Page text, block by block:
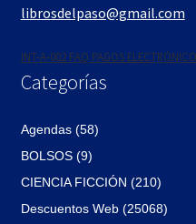
librosdelpaso@gmail.com
INT-A-002 FAQ PAGOS
Categorías
Agendas (58)
BOLSOS (9)
CIENCIA FICCIÓN (210)
Descuentos Web (25068)